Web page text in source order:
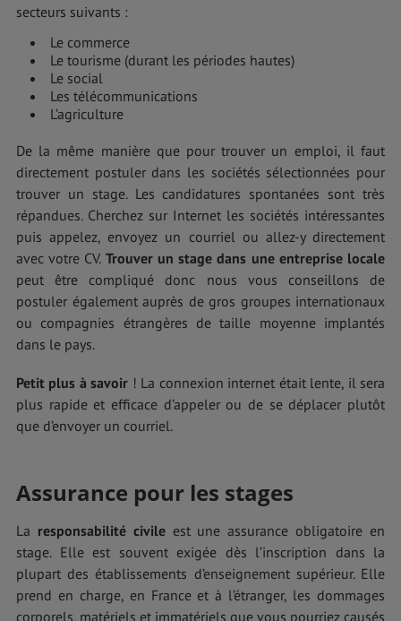
secteurs suivants :
Le commerce
Le tourisme (durant les périodes hautes)
Le social
Les télécommunications
L’agriculture
De la même manière que pour trouver un emploi, il faut
directement postuler dans les sociétés sélectionnées pour
trouver un stage. Les candidatures spontanées sont très
répandues. Cherchez sur Internet les sociétés intéressantes
puis appelez, envoyez un courriel ou allez-y directement
avec votre CV. Trouver un stage dans une entreprise locale
peut être compliqué donc nous vous conseillons de
postuler également auprès de gros groupes internationaux
ou compagnies étrangères de taille moyenne implantés
dans le pays.
Petit plus à savoir ! La connexion internet était lente, il sera
plus rapide et efficace d’appeler ou de se déplacer plutôt
que d’envoyer un courriel.
Assurance pour les stages
La responsabilité civileest une assurance obligatoire en
stage. Elle est souvent exigée dès l’inscription dans la
plupart des établissements d’enseignement supérieur. Elle
prend en charge, en France et à l’étranger, les dommages
corporels, matériels et immatériels que vous pourriez causés